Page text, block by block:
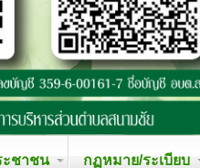
ะชาชน กฏหมาย/ระเบียบ